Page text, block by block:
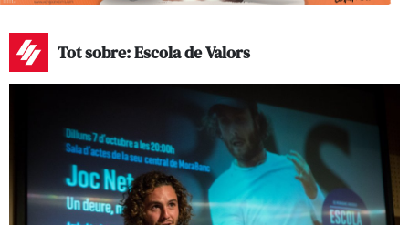
Tot sobre: Escola de Valors